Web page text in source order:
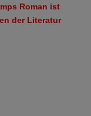
Roman ist
der Literatur